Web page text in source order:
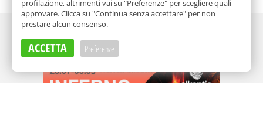
profilazione, altrimenti vai su "Preferenze" per scegliere quali
approvare. Clicca su "Continua senza accettare" per non
prestare alcun consenso.
ACCETTA Preferenze